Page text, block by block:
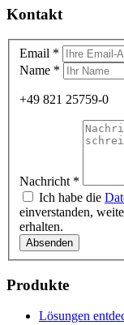
Kontakt
Email *
Name *
+49 821 25759-0
Nachricht *
Ich habe die
einverstanden,
erhalten.
Produkte
Lösungen